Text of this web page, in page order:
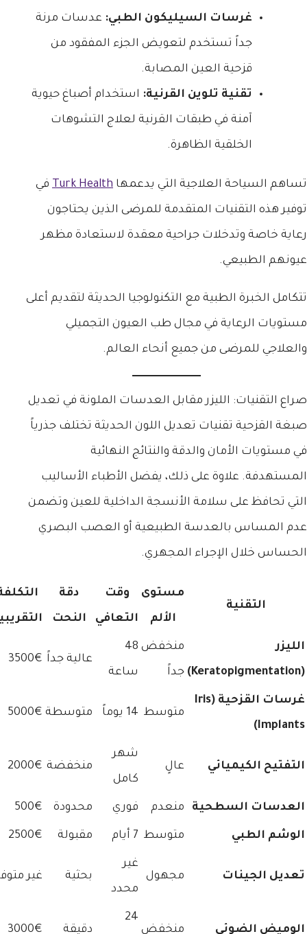
غرسات السيليكون الطبي: عدسات مرنة
جداً تستخدم لتعويض الجزء المفقود من
قزحية العين المصابة.
تقنية تلوين القرنية: استخدام أصباغ حيوية
آمنة في طبقات القرنية لعلاج التشوهات
الخلقية الظاهرة.
تساهم السياحة العلاجية التي يدعمها Turk Health في
توفير هذه التقنيات المتقدمة للمرضى الذين يحتاجون
رعاية خاصة وتدخلات جراحية معقدة لاستعادة مظهر
عيونهم الطبيعي.
تتكامل الخبرة الطبية مع التكنولوجيا الحديثة لتقديم أعلى
مستويات الرعاية في مجال طب العيون التجميلي
والعلاجي للمرضى من جميع أنحاء العالم.
صراع التقنيات: الليزر مقابل العدسات الملونة في تعديل
صبغة القزحية تقنيات تعديل اللون الحديثة تختلف جذرياً
في مستويات الأمان والدقة والنتائج النهائية
المستهدفة. علاوة على ذلك، يفضل الأطباء الأساليب
التي تحافظ على سلامة الأنسجة الداخلية للعين وتضمن
عدم المساس بالعدسة الطبيعية أو العصب البصري
الحساس خلال الإجراء المجهري.
التقنية
مستوى
الألم
وقت
التعافي
دقة
النحت
الليزر
(Keratopigmentation)
منخفض
جداً
48
ساعة
عالية جداً 3500€
غرسات القزحية (Iris
Implants)
متوسط 14 يوماً متوسطة 5000€
التفتيح الكيميائي عالٍ
شهر
كامل
منخفضة 2000€
العدسات السطحية منعدم فوري محدودة 500€
الوشم الطبي متوسط 7 أيام مقبولة 2500€
تعديل الجينات مجهول
غير
محدد
بحثية غير
الوميض الضوئي منخفض
24
دقيقة
3000€